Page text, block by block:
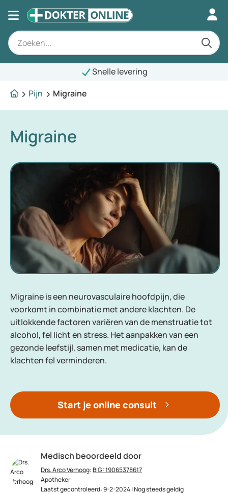
Snelle levering
Pijn
Migraine
Migraine
Migraine is een neurovasculaire hoofdpijn, die
voorkomt in combinatie met andere klachten. De
uitlokkende factoren variëren van de menstruatie tot
alcohol, fel licht en stress. Het aanpakken van een
gezonde leefstijl, samen met medicatie, kan de
klachten fel verminderen.
Start je online consult
Medisch beoordeeld door
Drs. Arco Verhoog:BIG: 19065378617
Apotheker
Laatst gecontroleerd: 9-2-2024 | Nog steeds geldig